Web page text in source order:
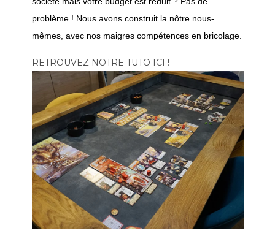
problème ! Nous avons construit la nôtre nous-
mêmes, avec nos maigres compétences en bricolage.
RETROUVEZ NOTRE TUTO ICI !